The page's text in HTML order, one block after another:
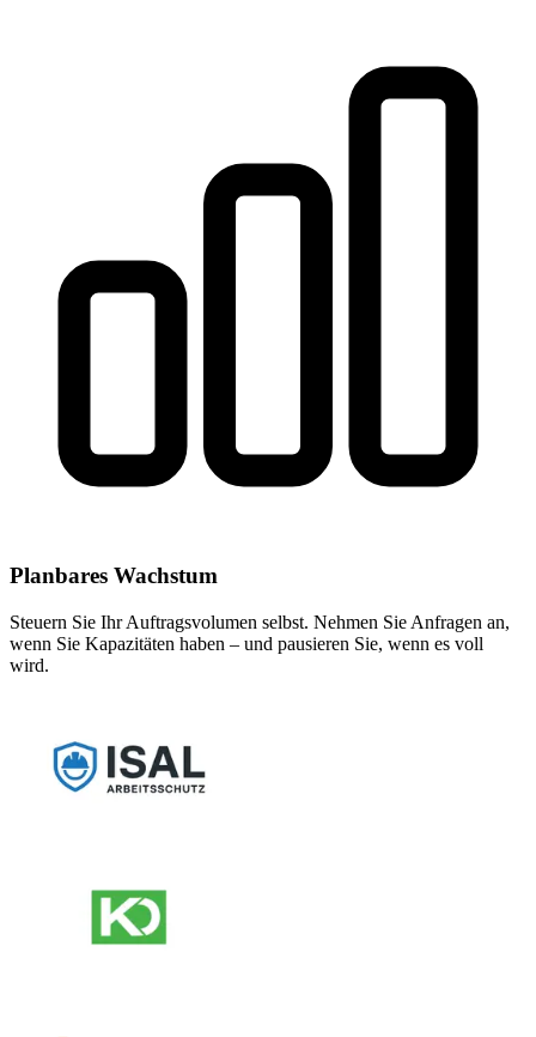
Planbares Wachstum
Steuern Sie Ihr Auftragsvolumen selbst. Nehmen Sie Anfragen an,
wenn Sie Kapazitäten haben – und pausieren Sie, wenn es voll
wird.